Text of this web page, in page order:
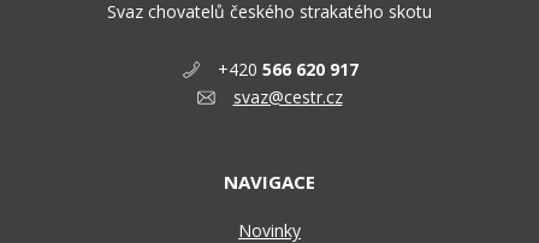
Svaz chovatelů českého strakatého skotu
+420 566 620 917
svaz@cestr.cz
NAVIGACE
Novinky